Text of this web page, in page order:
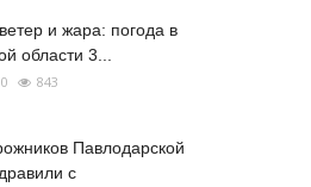
и жара: погода в
области 3...
0 843
Павлодарской
с